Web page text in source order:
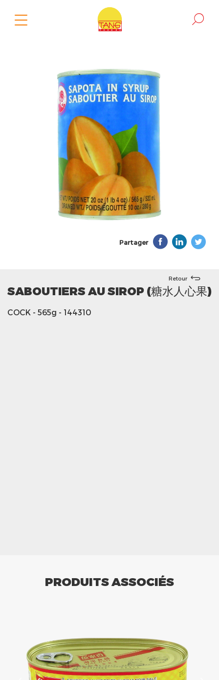
Partager
Retour
SABOUTIERS AU SIROP (糖水人心果)
COCK - 565g - 144310
PRODUITS ASSOCIÉS